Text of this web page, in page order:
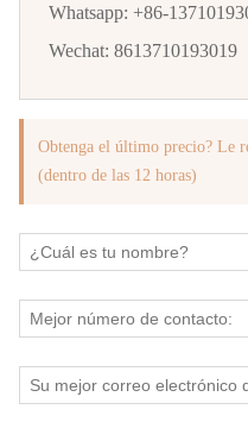
Whatsapp: +86-
Wechat: 8613710193019
Obtenga el último precio? Le
(dentro de las 12 horas)